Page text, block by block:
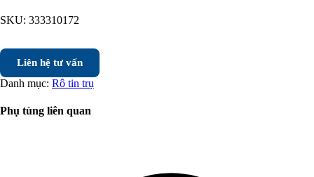
SKU: 333310172
Liên hệ tư vấn
Danh mục: Rô tin trụ
Phụ tùng liên quan